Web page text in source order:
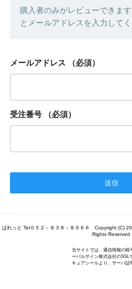
購入者のみがレビューできま
とメールアドレスを入力してく
メールアドレス （必須）
受注番号 （必須）
ぱれっと Tel０５２－８３８－８９６６ Copyright (C)
Rights Reserved.
当サイトでは、通信情報の
ーバルサイン株式会社のSSL
キュアシールより、サーバ証